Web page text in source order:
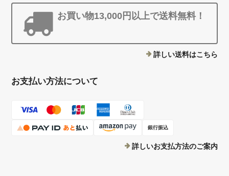
お買い物13,000円以上で送料無料！
詳しい送料はこちら
お支払い方法について
銀行振込
詳しいお支払方法のご案内